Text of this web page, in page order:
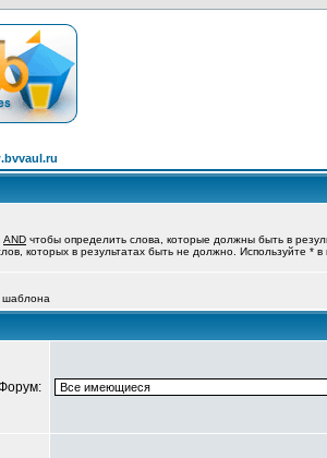
AND чтобы определить слова, которые должны быть в
которых в результатах быть не должно. Используйте *
шаблона